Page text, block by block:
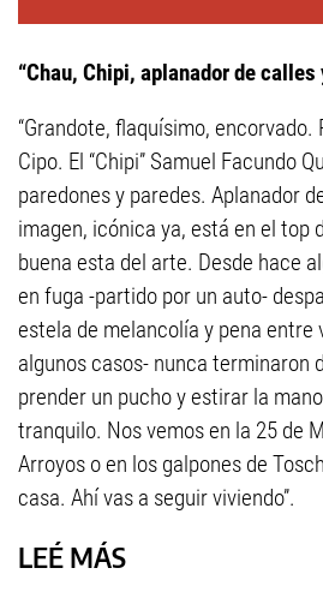
“Chau, Chipi, aplanador de calles
“Grandote, flaquísimo,
Cipo. El “Chipi” Samuel Facundo
paredones y paredes. Aplanador
imagen, icónica ya, está en el top
buena esta del arte. Desde hace
en fuga -partido por un auto-
estela de melancolía y pena entre
algunos casos- nunca terminaron
prender un pucho y estirar la
tranquilo. Nos vemos en la 25 de
Arroyos o en los galpones de
casa. Ahí vas a seguir viviendo”.
LEÉ MÁS